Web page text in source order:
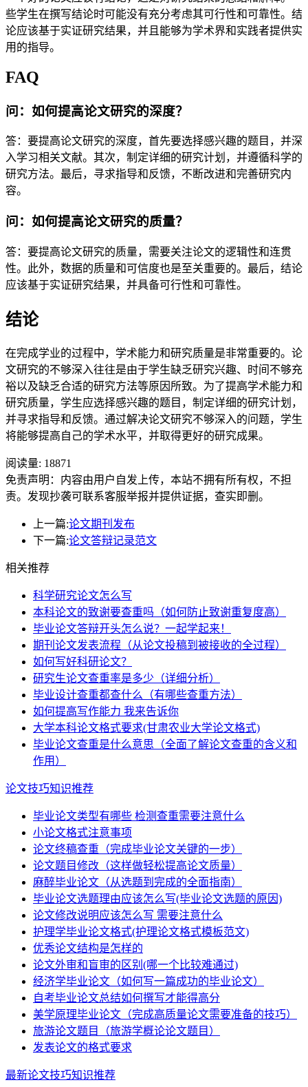
些学生在撰写结论时可能没有充分考虑其可行性和可靠性。结
论应该基于实证研究结果，并且能够为学术界和实践者提供实
用的指导。
FAQ
问：如何提高论文研究的深度？
答：要提高论文研究的深度，首先要选择感兴趣的题目，并深
入学习相关文献。其次，制定详细的研究计划，并遵循科学的
研究方法。最后，寻求指导和反馈，不断改进和完善研究内
容。
问：如何提高论文研究的质量？
答：要提高论文研究的质量，需要关注论文的逻辑性和连贯
性。此外，数据的质量和可信度也是至关重要的。最后，结论
应该基于实证研究结果，并具备可行性和可靠性。
结论
在完成学业的过程中，学术能力和研究质量是非常重要的。论
文研究的不够深入往往是由于学生缺乏研究兴趣、时间不够充
裕以及缺乏合适的研究方法等原因所致。为了提高学术能力和
研究质量，学生应选择感兴趣的题目，制定详细的研究计划，
并寻求指导和反馈。通过解决论文研究不够深入的问题，学生
将能够提高自己的学术水平，并取得更好的研究成果。
阅读量: 18871
免责声明：内容由用户自发上传，本站不拥有所有权，不担
责。发现抄袭可联系客服举报并提供证据，查实即删。
上一篇:论文期刊发布
下一篇:论文答辩记录范文
相关推荐
科学研究论文怎么写
本科论文的致谢要查重吗（如何防止致谢重复度高）
毕业论文答辩开头怎么说？一起学起来！
期刊论文发表流程（从论文投稿到被接收的全过程）
如何写好科研论文？
研究生论文查重率是多少（详细分析）
毕业设计查重都查什么（有哪些查重方法）
如何提高写作能力 我来告诉你
大学本科论文格式要求(甘肃农业大学论文格式)
毕业论文查重是什么意思（全面了解论文查重的含义和
作用）
论文技巧知识推荐
毕业论文类型有哪些 检测查重需要注意什么
小论文格式注意事项
论文终稿查重（完成毕业论文关键的一步）
论文题目修改（这样做轻松提高论文质量）
麻醉毕业论文（从选题到完成的全面指南）
毕业论文选题理由应该怎么写(毕业论文选题的原因)
论文修改说明应该怎么写 需要注意什么
护理学毕业论文格式(护理论文格式模板范文)
优秀论文结构是怎样的
论文外审和盲审的区别(哪一个比较难通过)
经济学毕业论文（如何写一篇成功的毕业论文）
自考毕业论文总结如何撰写才能得高分
美学原理毕业论文（完成高质量论文需要准备的技巧）
旅游论文题目（旅游学概论论文题目）
发表论文的格式要求
最新论文技巧知识推荐